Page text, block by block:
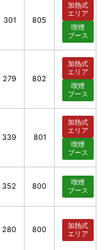
301 805
加熱式
エリア
喫煙
ブース
279 802
加熱式
エリア
喫煙
ブース
339 801
加熱式
エリア
喫煙
ブース
352 800
喫煙
ブース
280 800
加熱式
エリア